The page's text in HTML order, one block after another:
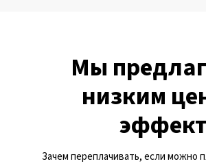
Мы
низким
Зачем переплачивать, если можно